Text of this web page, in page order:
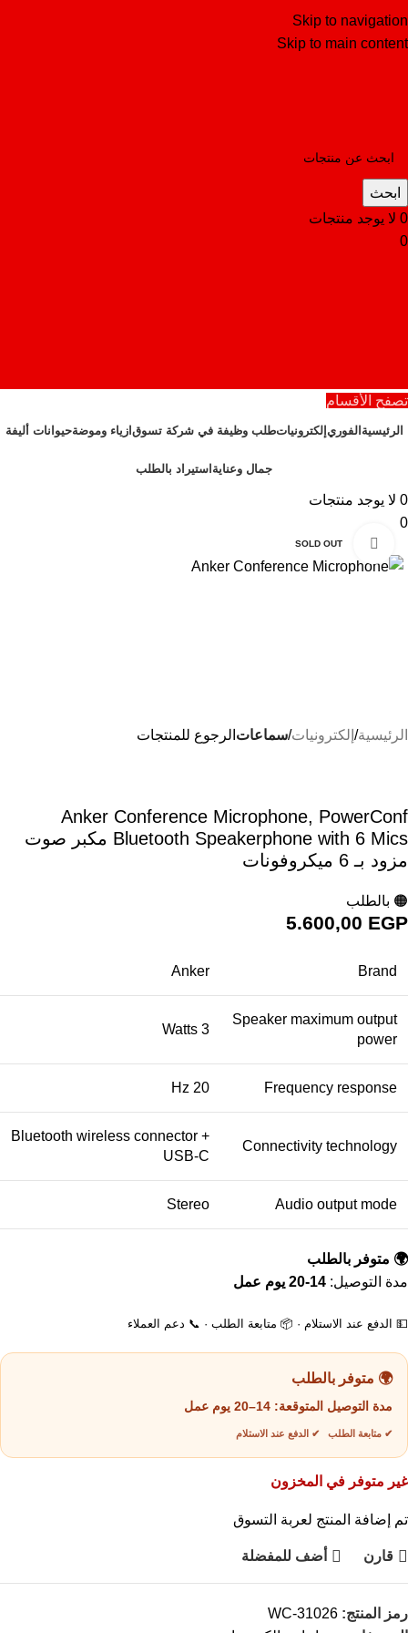
Skip to navigation
Skip to main content
ابحث
0 لا يوجد منتجات
0
تصفح الأقسام
الرئيسية الفوري إلكترونياتطلب وظيفة في شركة تسوق ازياء وموضةحيوانات أليفة
جمال وعناية استيراد بالطلب
0 لا يوجد منتجات
0
SOLD OUT
Click to enlarge
الرئيسية إلكترونيات سماعات الرجوع للمنتجات
Anker Conference Microphone, PowerConf
Bluetooth Speakerphone with 6 Mics مكبر صوت
مزود بـ 6 ميكروفونات
🟠 بالطلب
5.600,00 EGP
Brand
Anker
Speaker maximum output
power
3 Watts
Frequency response
20 Hz
Connectivity technology
Bluetooth wireless connector +
USB-C
Audio output mode
Stereo
🌍 متوفر بالطلب
مدة التوصيل: 14-20 يوم عمل
💵 الدفع عند الاستلام · 📦 متابعة الطلب · 📞 دعم العملاء
🌍 متوفر بالطلب
مدة التوصيل المتوقعة: 14–20 يوم عمل
✔ متابعة الطلب ✔ الدفع عند الاستلام
غير متوفر في المخزون
تم إضافة المنتج لعربة التسوق
قارن أضف للمفضلة
رمز المنتج: WC-31026